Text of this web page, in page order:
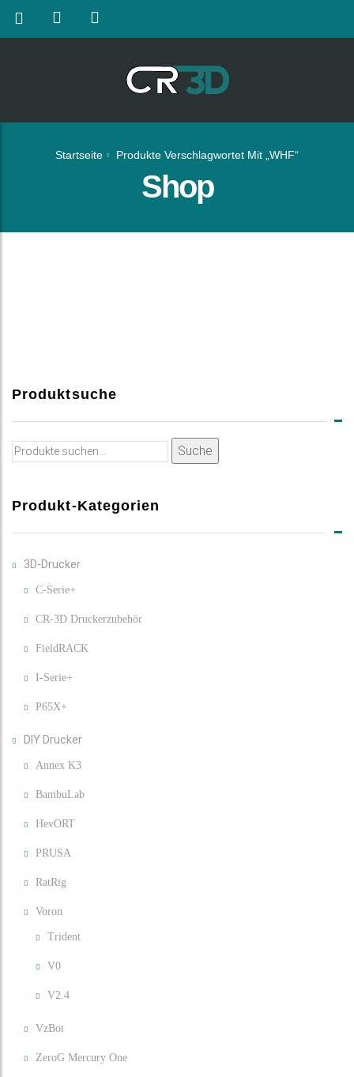
Startseite Produkte Verschlagwortet Mit „WHF“
Shop
Produktsuche
Suche
Suche
Produkt-Kategorien
3D-Drucker
C-Serie+
CR-3D Druckerzubehör
FieldRACK
I-Serie+
P65X+
DIY Drucker
Annex K3
BambuLab
HevORT
PRUSA
RatRig
Voron
Trident
V0
V2.4
VzBot
ZeroG Mercury One